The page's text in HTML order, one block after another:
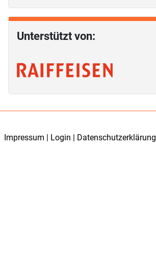
Unterstützt von:
Impressum | Login | Datenschutzerklärung